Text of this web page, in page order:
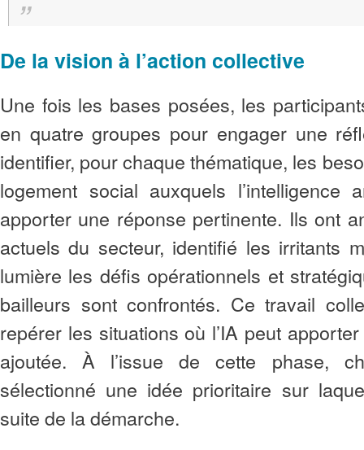
De la vision à l’action collective
Une fois les bases posées, les
en quatre groupes pour engager une
identifier, pour chaque thématique, les
logement social auxquels l’intelligence
apporter une réponse pertinente. Ils ont
actuels du secteur, identifié les irritants
lumière les défis opérationnels et
bailleurs sont confrontés. Ce travail
repérer les situations où l’IA peut
ajoutée. À l’issue de cette phase,
sélectionné une idée prioritaire sur
suite de la démarche.